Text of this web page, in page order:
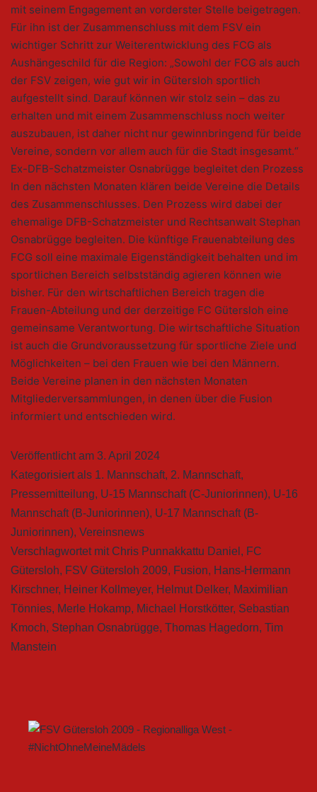
mit seinem Engagement an vorderster Stelle beigetragen.
Für ihn ist der Zusammenschluss mit dem FSV ein
wichtiger Schritt zur Weiterentwicklung des FCG als
Aushängeschild für die Region: „Sowohl der FCG als auch
der FSV zeigen, wie gut wir in Gütersloh sportlich
aufgestellt sind. Darauf können wir stolz sein – das zu
erhalten und mit einem Zusammenschluss noch weiter
auszubauen, ist daher nicht nur gewinnbringend für beide
Vereine, sondern vor allem auch für die Stadt insgesamt.“
Ex-DFB-Schatzmeister Osnabrügge begleitet den Prozess
In den nächsten Monaten klären beide Vereine die Details
des Zusammenschlusses. Den Prozess wird dabei der
ehemalige DFB-Schatzmeister und Rechtsanwalt Stephan
Osnabrügge begleiten. Die künftige Frauenabteilung des
FCG soll eine maximale Eigenständigkeit behalten und im
sportlichen Bereich selbstständig agieren können wie
bisher. Für den wirtschaftlichen Bereich tragen die
Frauen-Abteilung und der derzeitige FC Gütersloh eine
gemeinsame Verantwortung. Die wirtschaftliche Situation
ist auch die Grundvoraussetzung für sportliche Ziele und
Möglichkeiten – bei den Frauen wie bei den Männern.
Beide Vereine planen in den nächsten Monaten
Mitgliederversammlungen, in denen über die Fusion
informiert und entschieden wird.
Veröffentlicht am 3. April 2024
Kategorisiert als 1. Mannschaft, 2. Mannschaft,
Pressemitteilung, U-15 Mannschaft (C-Juniorinnen), U-16
Mannschaft (B-Juniorinnen), U-17 Mannschaft (B-
Juniorinnen), Vereinsnews
Verschlagwortet mit Chris Punnakkattu Daniel , FC
Gütersloh, FSV Gütersloh 2009, Fusion, Hans-Hermann
Kirschner, Heiner Kollmeyer, Helmut Delker, Maximilian
Tönnies, Merle Hokamp, Michael Horstkötter, Sebastian
Kmoch, Stephan Osnabrügge, Thomas Hagedorn, Tim
Manstein